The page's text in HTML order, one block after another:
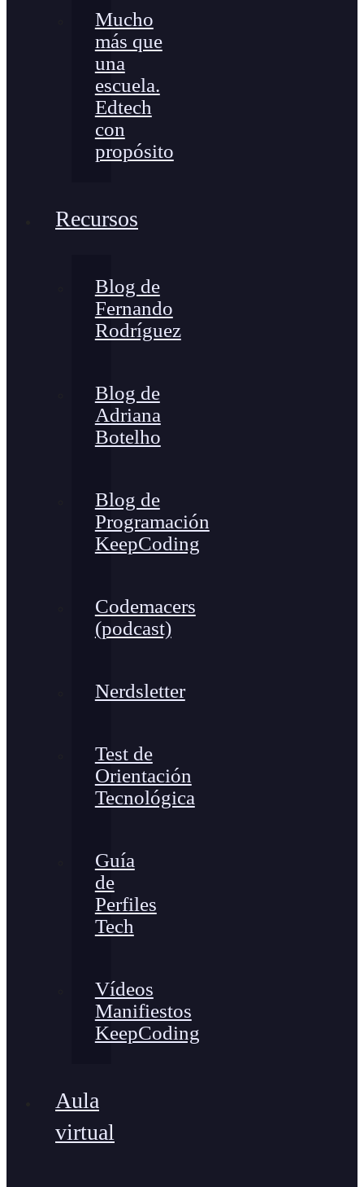
Mucho
más que
una
escuela.
Edtech
con
propósito
Recursos
Blog de
Fernando
Rodríguez
Blog de
Adriana
Botelho
Blog de
Programación
KeepCoding
Codemacers
(podcast)
Nerdsletter
Test de
Orientación
Tecnológica
Guía
de
Perfiles
Tech
Vídeos
Manifiestos
KeepCoding
Aula
virtual